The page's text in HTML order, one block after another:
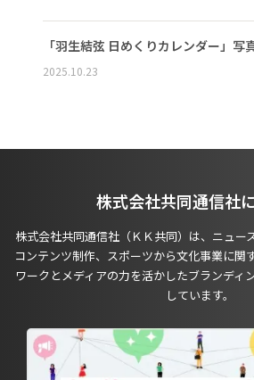
「羽生結弦 日めくりカレンダー」写
2025.10.23
株式会社共同通信社
株式会社共同通信社（ＫＫ共同）は、ニュー
コンテンツ制作、スポーツから文化事業に関
ワークとメディアの力を活かしたブランディ
しています。